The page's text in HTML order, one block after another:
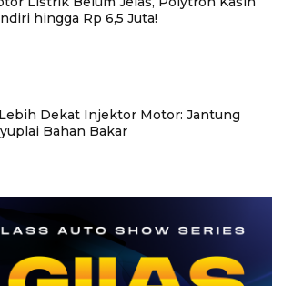
hingga Rp 6,5 Juta!
Dekat Injektor Motor: Jantung
Bahan Bakar